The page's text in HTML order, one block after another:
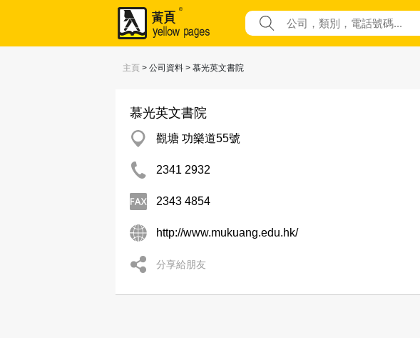
主頁 > 公司資料 > 慕光英文書院
慕光英文書院
觀塘 功樂道55號
2341 2932
2343 4854
http://www.mukuang.edu.hk/
分享給朋友